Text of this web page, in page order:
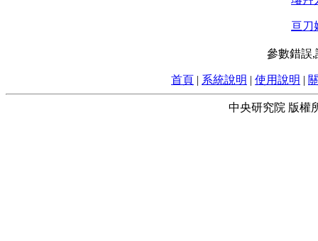
亘刀
參數錯誤
首頁 | 系統說明 | 使用說明 |
中央研究院 版權